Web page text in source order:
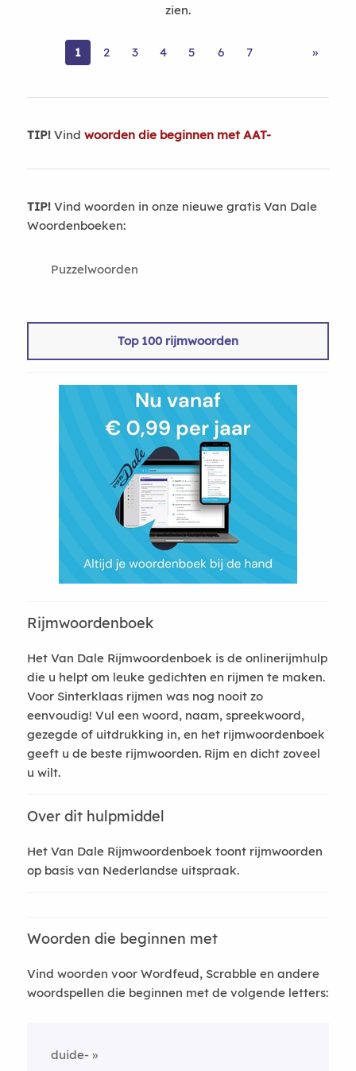
zien.
1 2 3 4 5 6 7 »
TIP!Vind woorden die beginnen met AAT-
TIP!Vind woorden in onze nieuwe gratis Van Dale
Woordenboeken:
Puzzelwoorden
Top 100 rijmwoorden
Rijmwoordenboek
Het Van Dale Rijmwoordenboek is de onlinerijmhulp
die u helpt om leuke gedichten en rijmen te maken.
Voor Sinterklaas rijmen was nog nooit zo
eenvoudig! Vul een woord, naam, spreekwoord,
gezegde of uitdrukking in, en het rijmwoordenboek
geeft u de beste rijmwoorden. Rijm en dicht zoveel
u wilt.
Over dit hulpmiddel
Het Van Dale Rijmwoordenboek toont rijmwoorden
op basis van Nederlandse uitspraak.
Woorden die beginnen met
Vind woorden voor Wordfeud, Scrabble en andere
woordspellen die beginnen met de volgende letters:
duide-